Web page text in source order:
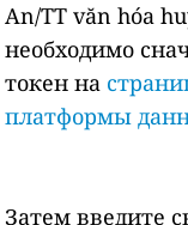
An/TT văn hóa
необходимо
токен на
платформы
Затем введите